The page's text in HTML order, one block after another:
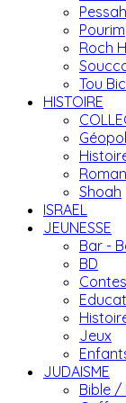
Pessah
Pourim
Roch
Tou
HISTOIRE
Shoah
ISRAEL
JEUNESSE
Bar -
BD
Jeux
JUDAISME
Bible /